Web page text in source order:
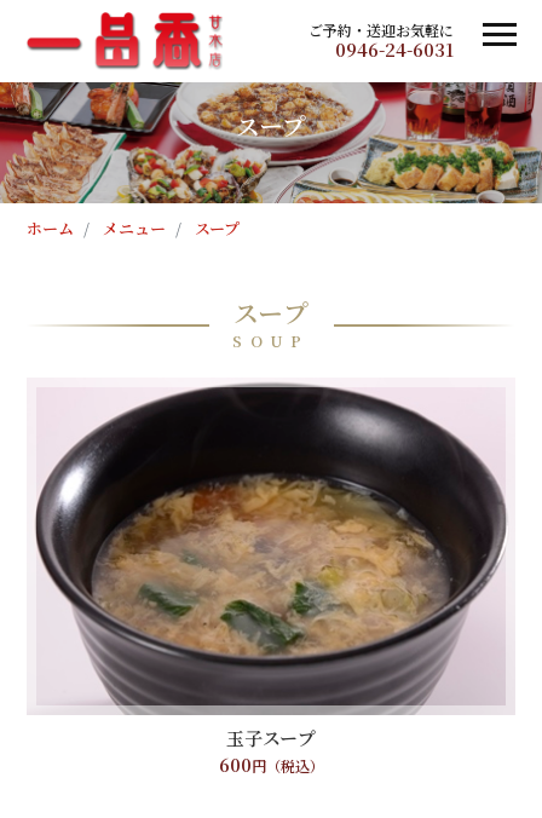
ご予約・送迎お気軽に
0946-24-6031
スープ
ホーム メニュー スープ
スープ
SOUP
玉子スープ
600円（税込）